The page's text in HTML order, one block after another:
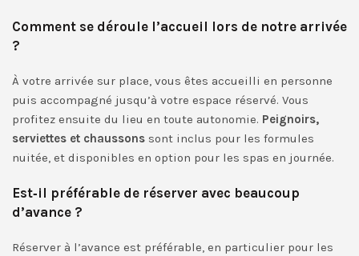
Comment se déroule l’accueil lors de notre arrivée
?
À votre arrivée sur place, vous êtes accueilli en personne
puis accompagné jusqu’à votre espace réservé. Vous
profitez ensuite du lieu en toute autonomie. Peignoirs,
serviettes et chaussons sont inclus pour les formules
nuitée, et disponibles en option pour les spas en journée.
Est‑il préférable de réserver avec beaucoup
d’avance ?
Réserver à l’avance est préférable, en particulier pour les